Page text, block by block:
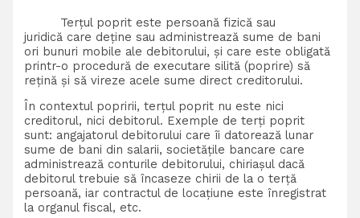
Terțul poprit este persoană fizică sau
juridică care deține sau administrează sume de bani
ori bunuri mobile ale debitorului, și care este obligată
printr-o procedură de executare silită (poprire) să
rețină și să vireze acele sume direct creditorului.
În contextul popririi, terțul poprit nu este nici
creditorul, nici debitorul. Exemple de terți poprit
sunt: angajatorul debitorului care îi datorează lunar
sume de bani din salarii, societățile bancare care
administrează conturile debitorului, chiriașul dacă
debitorul trebuie să încaseze chirii de la o terță
persoană, iar contractul de locațiune este înregistrat
la organul fiscal, etc.